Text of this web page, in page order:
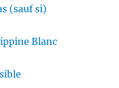
(sauf si)
Blanc